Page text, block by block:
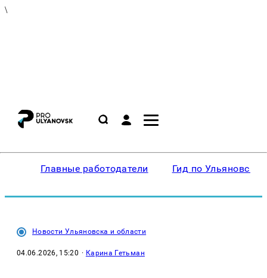
\
Главные работодатели Гид по Ульяновску
Новости Ульяновска и области
04.06.2026, 15:20 · Карина Гетьман